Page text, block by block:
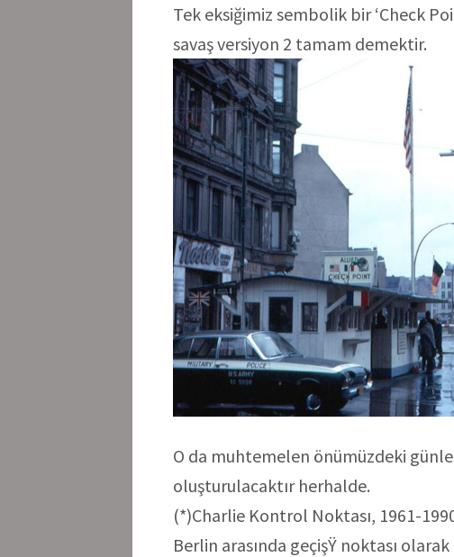
Tek eksiğimiz sembolik bir ‘Check
savaş versiyon 2 tamam demektir.
O da muhtemelen önümüzdeki
oluşturulacaktır herhalde.
(*)Charlie Kontrol Noktası, 1961-
Berlin arasında geçişŸ noktası